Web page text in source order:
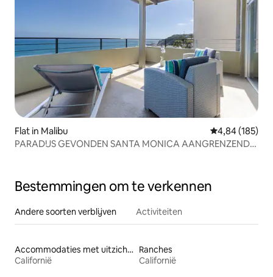
Flat in Malibu Gemiddelde
4,84 (185)
PARADIJS GEVONDEN SANTA MONICA AANGRENZENDE
Bestemmingen om te verkennen
Andere soorten verblijven Activiteiten
Accommodaties met uitzicht op het strand
Californië
Ranches
Californië